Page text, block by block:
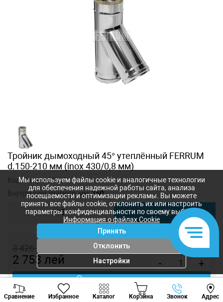
Тройник дымоходный 45° утеплённый FERRUM
d.150-210 мм (inox 430/0,8 мм)
Код товара:f4335
Внутренний диаметр, мм:150
115 150
3 426лей
2 753 лей - +
Купить в 1 клик
Сравнение Избранное Каталог Корзина Звонок Адрес
Viber Whatsapp
Мы используем файлы cookie и аналогичные технологии
для обеспечения надежной работы сайта, анализа
посещаемости и оптимизации рекламы. Вы можете
принять все файлы cookie, отклонить их или настроить
параметры конфиденциальности по своему выбору.
Информация о файлах Cookie
Принять
Отклонить
Настройки